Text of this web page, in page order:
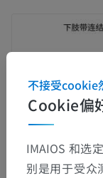
Cookie偏
不接受cookie
IMAIOS 和选
别是用于受众